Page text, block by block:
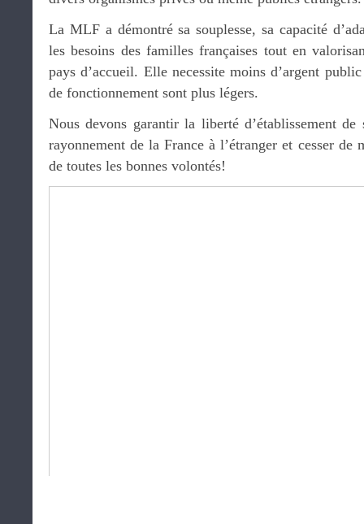
La MLF a démontré sa souplesse, sa capacité
les besoins des familles françaises tout en
pays d’accueil. Elle necessite moins d’argent
de fonctionnement sont plus légers.
Nous devons garantir la liberté d’établissement
rayonnement de la France à l’étranger et cesser de
de toutes les bonnes volontés!